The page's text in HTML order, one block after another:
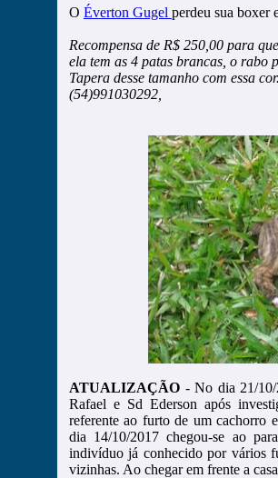
O Éverton Gugel perdeu sua boxer
Recompensa de R$ 250,00 para
ela tem as 4 patas brancas, o rabo
Tapera desse tamanho com essa
(54)991030292,
ATUALIZAÇÃO - No dia 21/
Rafael e Sd Ederson após
referente ao furto de um cachorro
dia 14/10/2017 chegou-se ao
indivíduo já conhecido por vários
vizinhas. Ao chegar em frente a